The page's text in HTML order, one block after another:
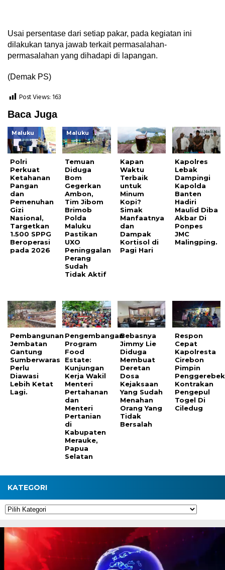
Usai persentase dari setiap pakar, pada kegiatan ini
dilakukan tanya jawab terkait permasalahan-
permasalahan yang dihadapi di lapangan.
(Demak PS)
Post Views: 163
Baca Juga
Maluku
Polri
Perkuat
Ketahanan
Pangan
dan
Pemenuhan
Gizi
Nasional,
Targetkan
1.500 SPPG
Beroperasi
pada 2026
Maluku
Temuan
Diduga
Bom
Gegerkan
Ambon,
Tim Jibom
Brimob
Polda
Maluku
Pastikan
UXO
Peninggalan
Perang
Sudah
Tidak Aktif
Kapan
Waktu
Terbaik
untuk
Minum
Kopi?
Simak
Manfaatnya
dan
Dampak
Kortisol di
Pagi Hari
Kapolres
Lebak
Dampingi
Kapolda
Banten
Hadiri
Maulid Diba
Akbar Di
Ponpes
JMC
Malingping.
Pembangunan
Jembatan
Gantung
Sumberwaras
Perlu
Diawasi
Lebih Ketat
Lagi.
Pengembangan
Program
Food
Estate:
Kunjungan
Kerja Wakil
Menteri
Pertahanan
dan
Menteri
Pertanian
di
Kabupaten
Merauke,
Papua
Selatan
Bebasnya
Jimmy Lie
Diduga
Membuat
Deretan
Dosa
Kejaksaan
Yang Sudah
Menahan
Orang Yang
Tidak
Bersalah
Respon
Cepat
Kapolresta
Cirebon
Pimpin
Kontrakan
Pengepul
Togel Di
Ciledug
KATEGORI
Kategori
Pemutar
Video